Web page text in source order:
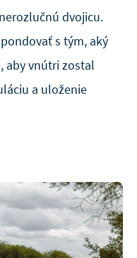
dvojicu.
s tým, aký
aby vnútri zostal
a uloženie